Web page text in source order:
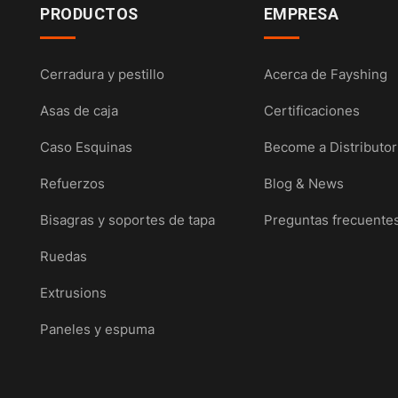
PRODUCTOS
Cerradura y pestillo
Asas de caja
Caso Esquinas
Refuerzos
Bisagras y soportes de tapa
Ruedas
Extrusions
Paneles y espuma
EMPRESA
Acerca de Fayshing
Certificaciones
Become a Distributor
Blog & News
Preguntas